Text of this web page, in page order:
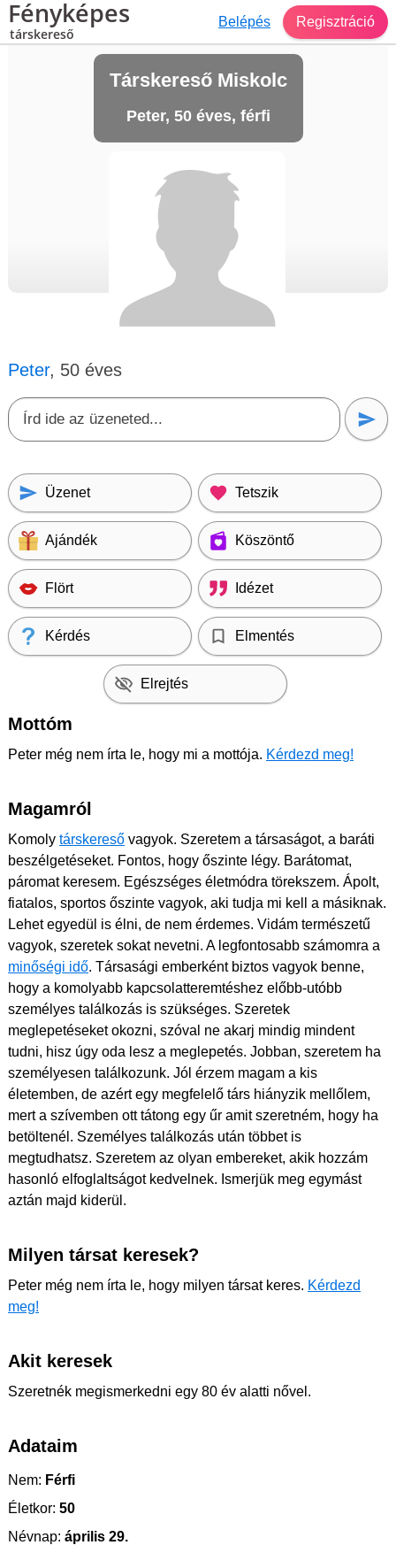
Fényképes
társkereső
Belépés Regisztráció
Társkereső Miskolc
Peter, 50 éves, férfi
Peter, 50 éves
Üzenet Tetszik
Ajándék Köszöntő
Flört Idézet
Kérdés Elmentés
Elrejtés
Mottóm
Peter még nem írta le, hogy mi a mottója. Kérdezd meg!
Magamról
Komoly társkereső vagyok. Szeretem a társaságot, a baráti
beszélgetéseket. Fontos, hogy őszinte légy. Barátomat,
páromat keresem. Egészséges életmódra törekszem. Ápolt,
fiatalos, sportos őszinte vagyok, aki tudja mi kell a másiknak.
Lehet egyedül is élni, de nem érdemes. Vidám természetű
vagyok, szeretek sokat nevetni. A legfontosabb számomra a
minőségi idő. Társasági emberként biztos vagyok benne,
hogy a komolyabb kapcsolatteremtéshez előbb-utóbb
személyes találkozás is szükséges. Szeretek
meglepetéseket okozni, szóval ne akarj mindig mindent
tudni, hisz úgy oda lesz a meglepetés. Jobban, szeretem ha
személyesen találkozunk. Jól érzem magam a kis
életemben, de azért egy megfelelő társ hiányzik mellőlem,
mert a szívemben ott tátong egy űr amit szeretném, hogy ha
betöltenél. Személyes találkozás után többet is
megtudhatsz. Szeretem az olyan embereket, akik hozzám
hasonló elfoglaltságot kedvelnek. Ismerjük meg egymást
aztán majd kiderül.
Milyen társat keresek?
Peter még nem írta le, hogy milyen társat keres. Kérdezd
meg!
Akit keresek
Szeretnék megismerkedni egy 80 év alatti nővel.
Adataim
Nem: Férfi
Életkor: 50
Névnap: április 29.